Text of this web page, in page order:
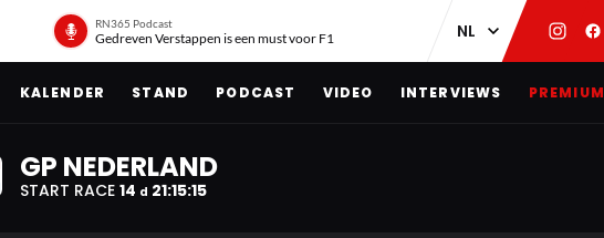
RN365 Podcast
Gedreven Verstappen is een must voor F1
KALENDER STAND PODCAST VIDEO INTERVIEWS PREMIUM
GP NEDERLAND
START RACE 14 d 21:15:15